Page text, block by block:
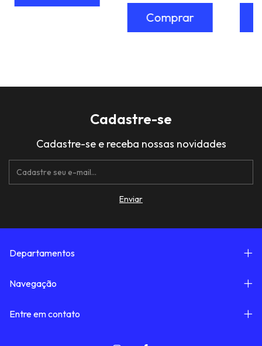
Cadastre-se
Cadastre-se e receba nossas novidades
Departamentos
Navegação
Entre em contato